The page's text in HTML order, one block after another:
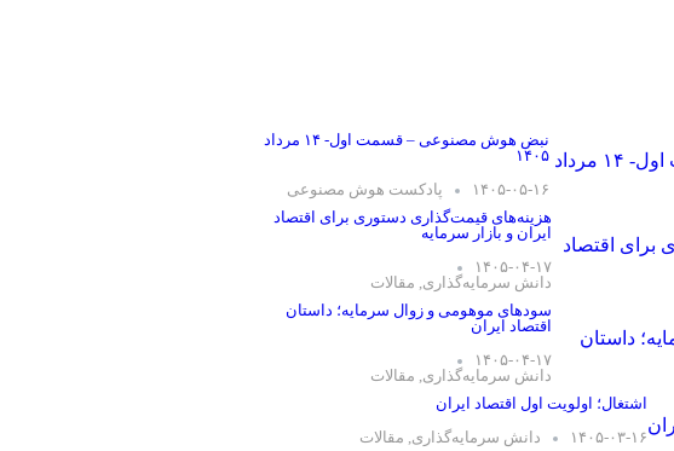
نبض هوش مصنوعی – قسمت اول- ۱۴ مرداد
۱۴۰۵
۱۴۰۵-۰۵-۱۶
پادکست هوش مصنوعی
هزینه‌های قیمت‌گذاری دستوری برای اقتصاد
ایران و بازار سرمایه
۱۴۰۵-۰۴-۱۷
دانش سرمایه‌گذاری مقالات
سودهای موهومی و زوال سرمایه؛ داستان
اقتصاد ایران
۱۴۰۵-۰۴-۱۷
دانش سرمایه‌گذاری مقالات
اشتغال؛ اولویت اول اقتصاد ایران
۱۴۰۵-۰۳-۱۶
دانش سرمایه‌گذاری مقالات